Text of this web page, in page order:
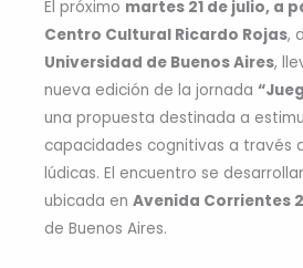
El próximo martes 21 de julio, a
Centro Cultural Ricardo Rojas,
Universidad de Buenos Aires,
nueva edición de la jornada
una propuesta destinada a
capacidades cognitivas a través
lúdicas. El encuentro se
ubicada en Avenida Corrientes
de Buenos Aires.